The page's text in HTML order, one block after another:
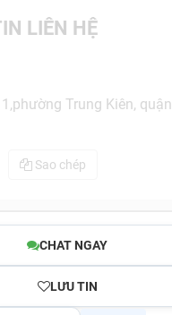
LIÊN HỆ
Trung Kiên,
Sao chép
CHAT NGAY
LƯU TIN